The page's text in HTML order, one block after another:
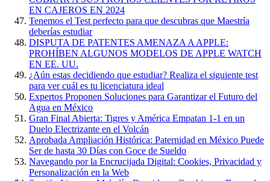
EN CAJEROS EN 2024
Tenemos el Test perfecto para que descubras que Maestría
deberías estudiar
DISPUTA DE PATENTES AMENAZA A APPLE:
PROHÍBEN ALGUNOS MODELOS DE APPLE WATCH
EN EE. UU.
¿Aún estas decidiendo que estudiar? Realiza el siguiente test
para ver cuál es tu licenciatura ideal
Expertos Proponen Soluciones para Garantizar el Futuro del
Agua en México
Gran Final Abierta: Tigres y América Empatan 1-1 en un
Duelo Electrizante en el Volcán
Aprobada Ampliación Histórica: Paternidad en México Puede
Ser de hasta 30 Días con Goce de Sueldo
Navegando por la Encrucijada Digital: Cookies, Privacidad y
Personalización en la Web